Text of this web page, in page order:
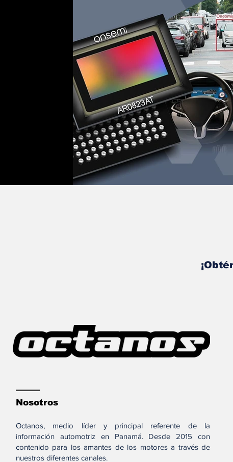
Nosotros
Octanos, medio líder y principal referente de la
información automotriz en Panamá. Desde 2015 con
contenido para los amantes de los motores a través de
nuestros diferentes canales.